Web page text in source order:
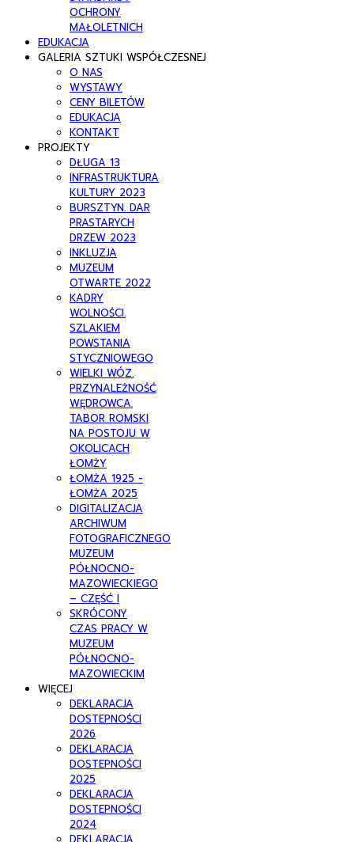
OCHRONY
MAŁOLETNICH
EDUKACJA
GALERIA SZTUKI WSPÓŁCZESNEJ
O NAS
WYSTAWY
CENY BILETÓW
EDUKACJA
KONTAKT
PROJEKTY
DŁUGA 13
INFRASTRUKTURA
KULTURY 2023
BURSZTYN. DAR
PRASTARYCH
DRZEW 2023
INKLUZJA
MUZEUM
OTWARTE 2022
KADRY
WOLNOŚCI.
SZLAKIEM
POWSTANIA
STYCZNIOWEGO
WIELKI WÓZ.
PRZYNALEŻNOŚĆ
WĘDROWCA.
TABOR ROMSKI
NA POSTOJU W
OKOLICACH
ŁOMŻY
ŁOMŻA 1925 -
ŁOMŻA 2025
DIGITALIZACJA
ARCHIWUM
FOTOGRAFICZNEGO
MUZEUM
PÓŁNOCNO-
MAZOWIECKIEGO
– CZĘŚĆ I
SKRÓCONY
CZAS PRACY W
MUZEUM
PÓŁNOCNO-
MAZOWIECKIM
WIĘCEJ
DEKLARACJA
DOSTEPNOŚCI
2026
DEKLARACJA
DOSTEPNOŚCI
2025
DEKLARACJA
DOSTEPNOŚCI
2024